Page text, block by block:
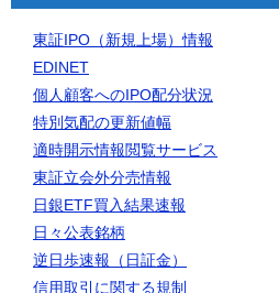
東証IPO（新規上場）情報
EDINET
個人顧客へのIPO配分状況
特別気配の更新値幅
適時開示情報閲覧サービス
東証立会外分売情報
日銀ETF買入結果速報
日々公表銘柄
逆日歩速報（日証金）
信用取引に関する規制